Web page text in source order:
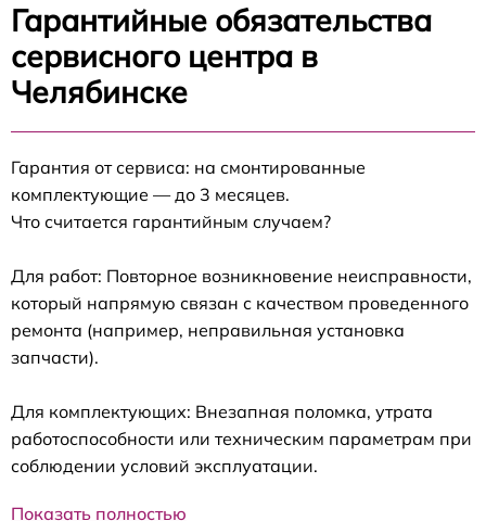
Гарантийные обязательства
сервисного центра в
Челябинске
Гарантия от сервиса: на смонтированные
комплектующие — до 3 месяцев.
Что считается гарантийным случаем?
Для работ: Повторное возникновение неисправности,
который напрямую связан с качеством проведенного
ремонта (например, неправильная установка
запчасти).
Для комплектующих: Внезапная поломка, утрата
работоспособности или техническим параметрам при
соблюдении условий эксплуатации.
Показать полностью